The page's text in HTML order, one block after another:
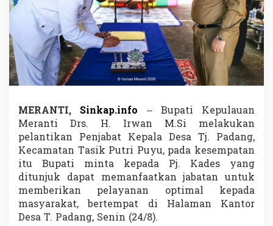
n
k
a
n
:
P
e
l
y
a
n
a
O
p
t
i
m
a
MERANTI, Sinkap.info – Bupati Kepulauan
Meranti Drs. H. Irwan M.Si melakukan
pelantikan Penjabat Kepala Desa Tj. Padang,
Kecamatan Tasik Putri Puyu, pada kesempatan
itu Bupati minta kepada Pj. Kades yang
ditunjuk dapat memanfaatkan jabatan untuk
memberikan pelayanan optimal kepada
masyarakat, bertempat di Halaman Kantor
Desa T. Padang, Senin (24/8).